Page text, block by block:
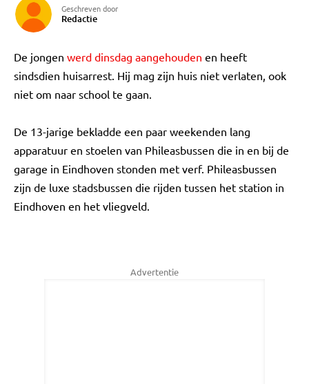
Geschreven door
Redactie
De jongen werd dinsdag aangehouden en heeft
sindsdien huisarrest. Hij mag zijn huis niet verlaten, ook
niet om naar school te gaan.
De 13-jarige bekladde een paar weekenden lang
apparatuur en stoelen van Phileasbussen die in en bij de
garage in Eindhoven stonden met verf. Phileasbussen
zijn de luxe stadsbussen die rijden tussen het station in
Eindhoven en het vliegveld.
Advertentie